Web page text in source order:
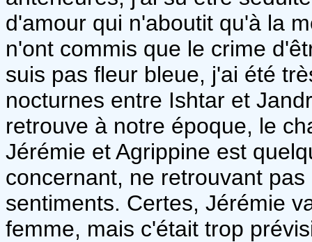
d'amour qui n'aboutit qu'à la
n'ont commis que le crime
suis pas fleur bleue, j'ai été
nocturnes entre Ishtar et
retrouve à notre époque, le
Jérémie et Agrippine est
concernant, ne retrouvant
sentiments. Certes, Jérémie
femme, mais c'était trop